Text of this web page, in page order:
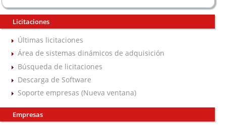
Licitaciones
Últimas licitaciones
Área de sistemas dinámicos de adquisición
Búsqueda de licitaciones
Descarga de Software
Soporte empresas (Nueva ventana)
Empresas